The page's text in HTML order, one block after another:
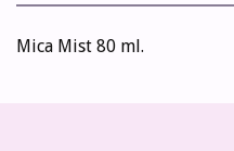
Mica Mist 80 ml.